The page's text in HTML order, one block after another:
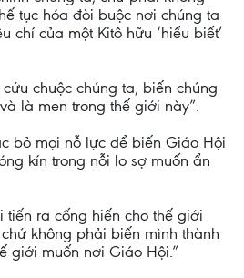
tục hóa đòi buộc nơi chúng ta
chí của một Kitô hữu ‘hiểu biết’
chuộc chúng ta, biến chúng
là men trong thế giới này”.
bỏ mọi nỗ lực để biến Giáo Hội
kín trong nỗi lo sợ muốn ẩn
tiến ra cống hiến cho thế giới
không phải biến mình thành
giới muốn nơi Giáo Hội.”